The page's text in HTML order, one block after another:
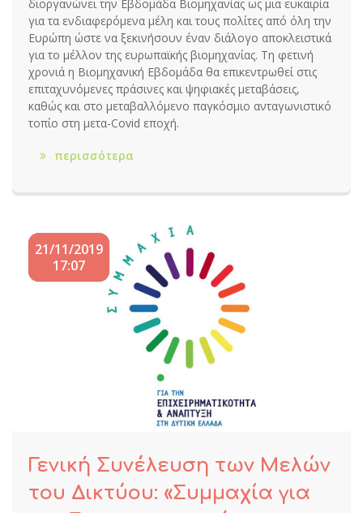
διοργανώνει την Εβδομάδα Βιομηχανίας ως μια ευκαιρία
για τα ενδιαφερόμενα μέλη και τους πολίτες από όλη την
Ευρώπη ώστε να ξεκινήσουν έναν διάλογο αποκλειστικά
για το μέλλον της ευρωπαϊκής βιομηχανίας. Τη φετινή
χρονιά η Βιομηχανική Εβδομάδα θα επικεντρωθεί στις
επιταχυνόμενες πράσινες και ψηφιακές μεταβάσεις,
καθώς και στο μεταβαλλόμενο παγκόσμιο ανταγωνιστικό
τοπίο στη μετα-Covid εποχή.
περισσότερα
21/11/2019
17:07
Γενική Συνέλευση των Μελών
του Δικτύου: «Συμμαχία για